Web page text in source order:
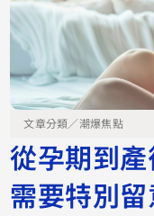
文章分類／潮爆焦點
從孕期到
需要特別留